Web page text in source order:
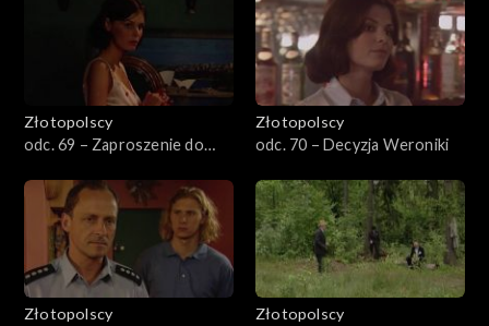
Złotopolscy
odc. 69 – Zaproszenie do
Złotopolscy
odc. 70 – Decyzja Weroniki
Złotopolscy
Złotopolscy